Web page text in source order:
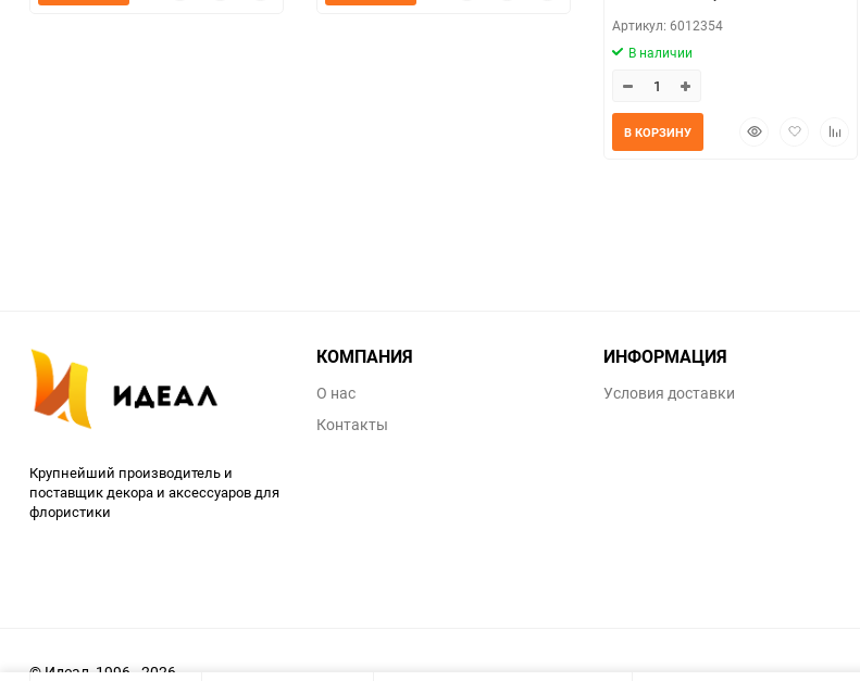
Артикул: 6012354
В наличии
БыстрыйДобавить
В КОРЗИНУ
Крупнейший производитель и
поставщик декора и аксессуаров для
флористики
КОМПАНИЯ
О нас
Контакты
ИНФОРМАЦИЯ
Условия доставки
© Идеал, 1996 - 2026